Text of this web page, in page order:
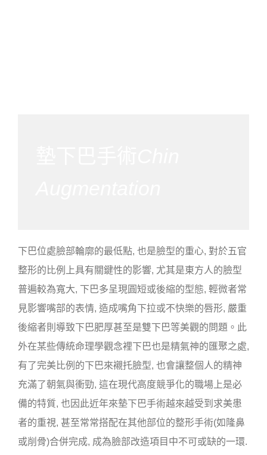
下巴位處臉部輪廓的最低點, 也是臉型的重心, 對於五官
整形的比例上具有關鍵性的影響, 尤其是東方人的臉型
普遍較為寬大, 下巴多呈現圓短或後縮的型態, 輕微者常
見影響嘴部的表情, 造成嘴角下拉或不快樂的唇形, 嚴重
後縮者則導致下巴肥厚甚至是雙下巴等美觀的問題。此
外在某些傳統命理學觀念裡下巴也是精氣神的匯聚之處,
有了完美比例的下巴來襯托臉型, 也會讓整個人的精神
充滿了朝氣與衝勁, 這在現代高度競爭化的職場上是必
備的特質, 也因此近年來墊下巴手術越來越受到求美患
者的重視, 甚至常常搭配在其他部位的整形手術(如隆鼻
或削骨)合併完成, 成為臉部改造項目中不可或缺的一環.